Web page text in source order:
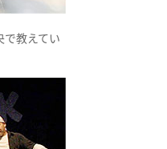
教えてい